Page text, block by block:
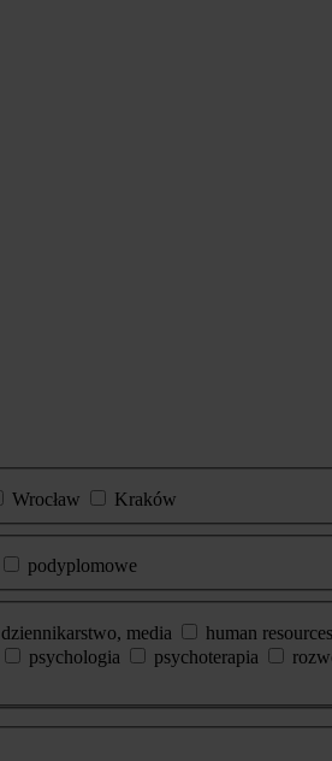
Wrocław
Kraków
podyplomowe
dziennikarstwo, media human resources
psychologia psychoterapia